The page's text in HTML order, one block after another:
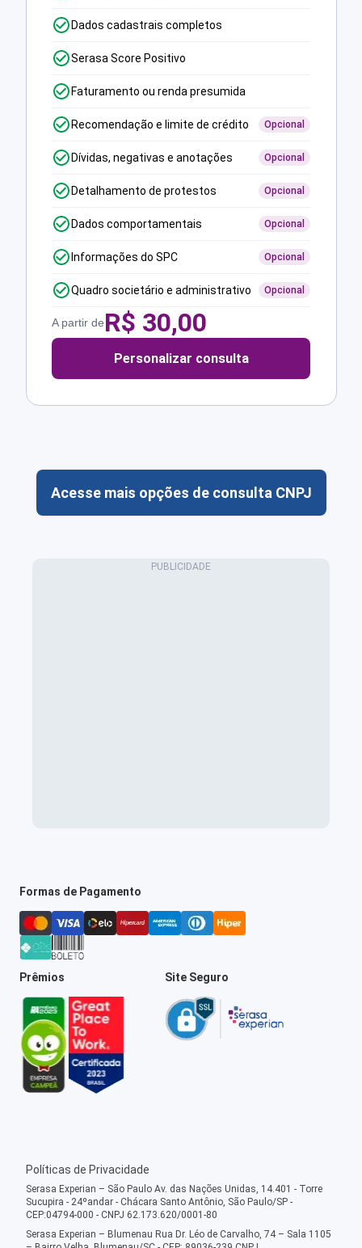
Dados cadastrais completos
Serasa Score Positivo
Faturamento ou renda presumida
Recomendação e limite de crédito Opcional
Dívidas, negativas e anotações Opcional
Detalhamento de protestos Opcional
Dados comportamentais Opcional
Informações do SPC Opcional
Quadro societário e administrativo Opcional
A partir deR$ 30,00
Personalizar consulta
Acesse mais opções de consulta CNPJ
Formas de Pagamento
Prêmios Site Seguro
Políticas de Privacidade
Serasa Experian – São Paulo Av. das Nações Unidas, 14.401 - Torre
Sucupira - 24ºandar - Chácara Santo Antônio, São Paulo/SP -
CEP:04794-000 - CNPJ 62.173.620/0001-80
Serasa Experian – Blumenau Rua Dr. Léo de Carvalho, 74 – Sala 1105